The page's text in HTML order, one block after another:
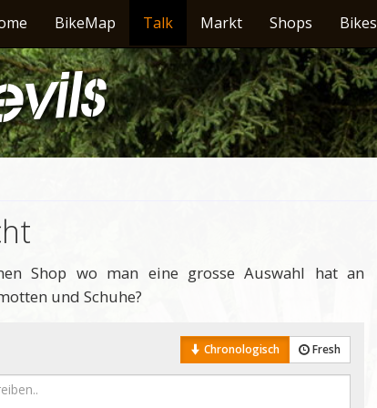
BikeMap Talk Markt Shops Bikes
Shop wo man eine grosse Auswahl hat an
und Schuhe?
Chronologisch Fresh